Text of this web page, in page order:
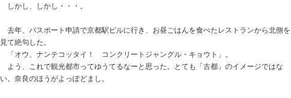
しかし、しかし・・・。
去年、パスポート申請で京都駅ビルに行き、お昼ごはんを食べたレストランから北側を
見て絶句した。
「オウ、ナンテコッタイ！ コンクリートジャングル・キョウト」。
よう、これで観光都市ってゆうてるなーと思った。とても「古都」のイメージではな
い。奈良のほうがよっぽどまし。